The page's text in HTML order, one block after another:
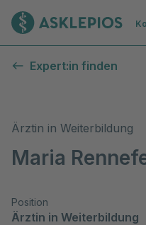
Expert:in finden
Ärztin in Weiterbildung
Maria
Position
Ärztin in Weiterbildung